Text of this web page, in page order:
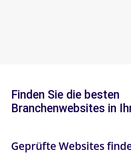
Finden Sie die besten
Branchenwebsites in
Geprüfte Websites